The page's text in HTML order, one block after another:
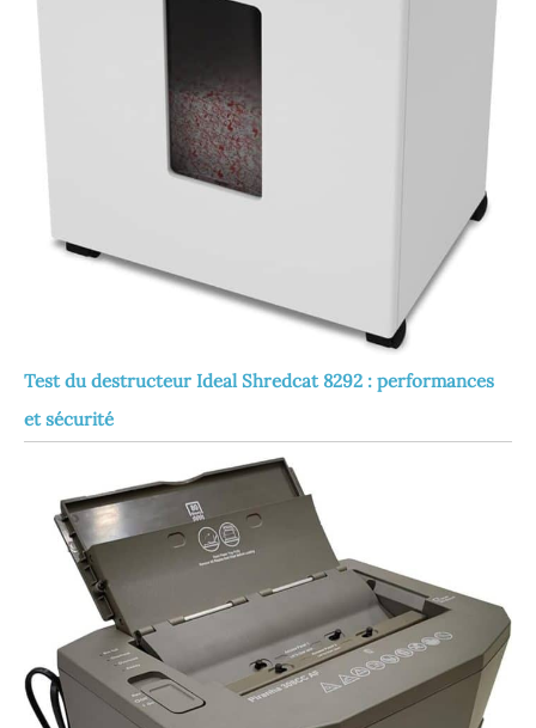
Test du destructeur Ideal Shredcat 8292 : performances
et sécurité